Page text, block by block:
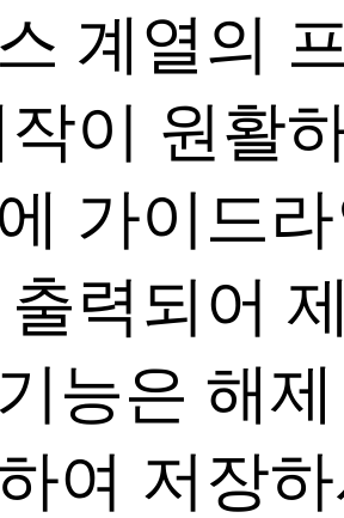
계열의
이 원활
가이드
력되어
능은 해
여 저장